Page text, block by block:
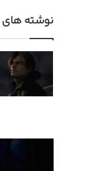
نوشته های